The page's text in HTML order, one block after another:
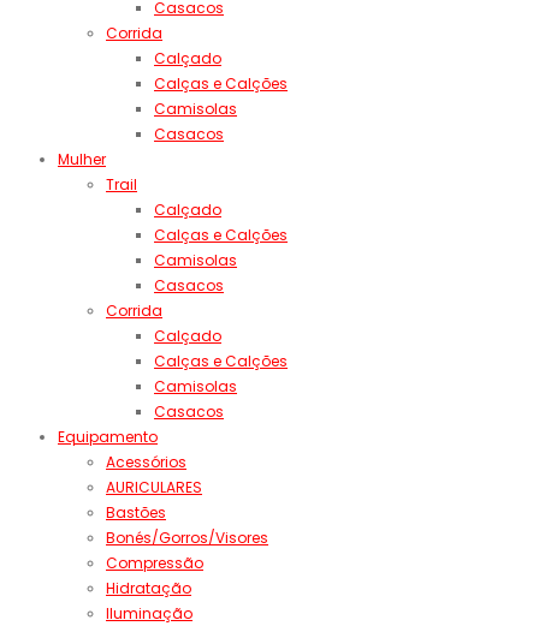
Casacos
Corrida
Calçado
Calças e Calções
Camisolas
Casacos
Mulher
Trail
Calçado
Calças e Calções
Camisolas
Casacos
Corrida
Calçado
Calças e Calções
Camisolas
Casacos
Equipamento
Acessórios
AURICULARES
Bastões
Bonés/Gorros/Visores
Compressão
Hidratação
Iluminação